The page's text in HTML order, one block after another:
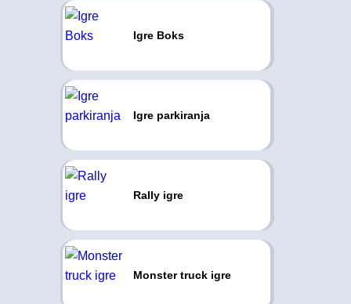
Igre Boks
Igre parkiranja
Rally igre
Monster truck igre